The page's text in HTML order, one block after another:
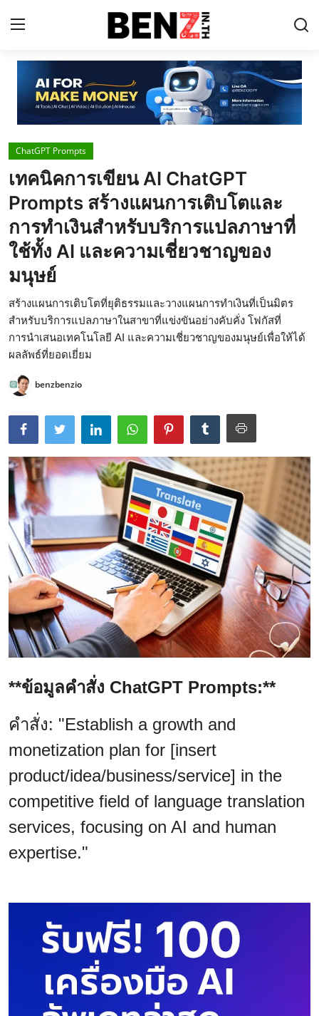
Home
Contact
AI Tools
ChatGPT Prompts
ข่าว AI รอบโลก
ThaiGPT Builder
คอร์สเรียน ChatGPT
ChatGPT Prompts
เทคนิคการเขียน AI ChatGPT
Prompts สร้างแผนการเติบโตและ
การทำเงินสำหรับบริการแปลภาษาที่
ใช้ทั้ง AI และความเชี่ยวชาญของ
มนุษย์
สร้างแผนการเติบโตที่ยุติธรรมและวางแผนการทำเงินที่เป็นมิตร
สำหรับบริการแปลภาษาในสาขาที่แข่งขันอย่างคับคั่ง โฟกัสที่
การนำเสนอเทคโนโลยี AI และความเชี่ยวชาญของมนุษย์เพื่อให้ได้
ผลลัพธ์ที่ยอดเยี่ยม
benzbenzio
**ข้อมูลคำสั่ง ChatGPT Prompts:**
คำสั่ง: "Establish a growth and
monetization plan for [insert
product/idea/business/service] in the
competitive field of language translation
services, focusing on AI and human
expertise."